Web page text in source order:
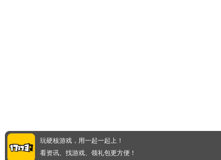
玩硬核游戏，用一起一起上！
看资讯、找游戏、领礼包更方便！